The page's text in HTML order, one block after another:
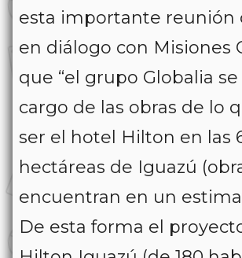
esta importante reunión
en diálogo con Misiones
que “el grupo Globalia
cargo de las obras de lo
ser el hotel Hilton en las
hectáreas de Iguazú
encuentran en un
De esta forma el